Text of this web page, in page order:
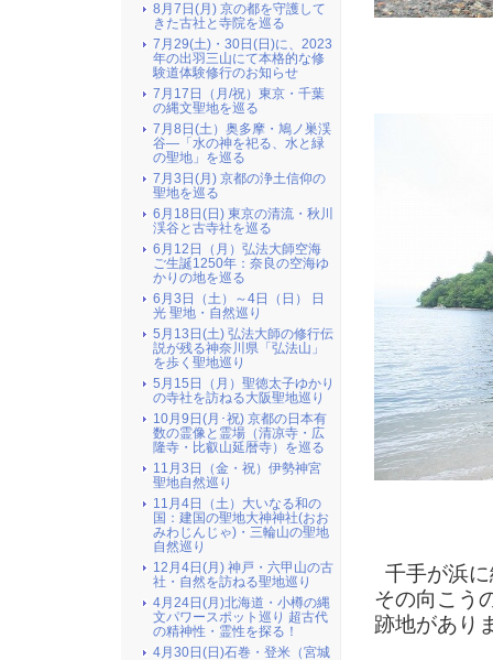
千手が浜
その向こう
跡地があり
8月7日(月) 京の都を守護して
きた古社と寺院を巡る
7月29(土)・30日(日)に、2023
年の出羽三山にて本格的な修
験道体験修行のお知らせ
7月17日（月/祝）東京・千葉
の縄文聖地を巡る
7月8日(土）奥多摩・鳩ノ巣渓
谷―「水の神を祀る、水と緑
の聖地」を巡る
7月3日(月) 京都の浄土信仰の
聖地を巡る
6月18日(日) 東京の清流・秋川
渓谷と古寺社を巡る
6月12日（月）弘法大師空海
ご生誕1250年：奈良の空海ゆ
かりの地を巡る
6月3日（土）～4日（日） 日
光 聖地・自然巡り
5月13日(土) 弘法大師の修行伝
説が残る神奈川県「弘法山」
を歩く聖地巡り
5月15日（月）聖徳太子ゆかり
の寺社を訪ねる大阪聖地巡り
10月9日(月･祝) 京都の日本有
数の霊像と霊場（清凉寺・広
隆寺・比叡山延暦寺）を巡る
11月3日（金・祝）伊勢神宮
聖地自然巡り
11月4日（土）大いなる和の
国：建国の聖地大神神社(おお
みわじんじゃ)・三輪山の聖地
自然巡り
12月4日(月) 神戸・六甲山の古
社・自然を訪ねる聖地巡り
4月24日(月)北海道・小樽の縄
文パワースポット巡り 超古代
の精神性・霊性を探る！
4月30日(日)石巻・登米（宮城